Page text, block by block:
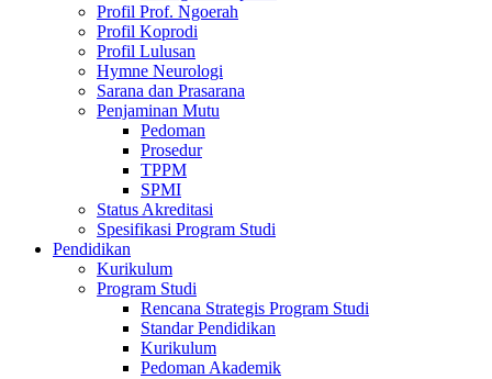
Profil Prof. Ngoerah
Profil Koprodi
Profil Lulusan
Hymne Neurologi
Sarana dan Prasarana
Penjaminan Mutu
Pedoman
Prosedur
TPPM
SPMI
Status Akreditasi
Spesifikasi Program Studi
Pendidikan
Kurikulum
Program Studi
Rencana Strategis Program Studi
Standar Pendidikan
Kurikulum
Pedoman Akademik